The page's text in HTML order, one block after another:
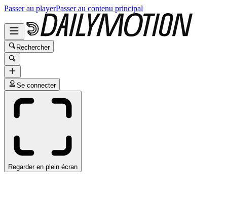
Passer au playerPasser au contenu principal
Rechercher
Se connecter
Regarder en plein écran